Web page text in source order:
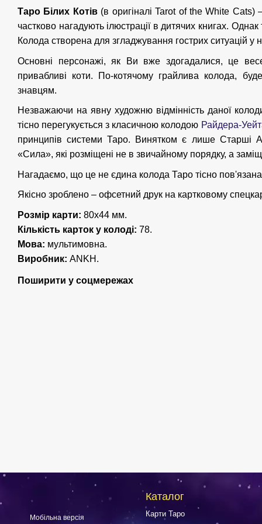
Таро Білих Котів(в оригіналі Tarot of the White Cats)
частково нагадують ілюстрації в дитячих книгах.
Колода створена для згладжування гострих ситуацій у
Основні персонажі, як Ви вже здогадалися, це
привабливі коти. По-котячому грайлива колода,
знавцям.
Незважаючи на явну художню відмінність даної
тісно перегукується з класичною колодою Райдера-
принципів системи Таро. Винятком є ​​лише Старші
«Сила», які розміщені не в звичайному порядку, а
Нагадаємо, що це не єдина колода Таро тісно
Якісно зроблено – офсетний друк на картковому
Розмір карти: 80х44 мм.
Кількість карток у колоді: 78.
Мова: мультимовна.
Виробник: ANKH.
Поширити у соцмережах
Мобільна версія
Каталог
Карти Таро